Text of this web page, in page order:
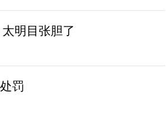
明目张胆了
罚